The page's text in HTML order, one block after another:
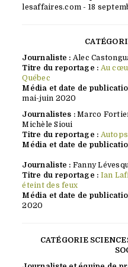
lesaffaires.com - 18
Journaliste : Alec
Titre du reportage : Au
Québec
Média et date de
mai-juin 2020
Journalistes :Marco
Michèle Sioui
Titre du reportage :
Média et date de
Journaliste : Fanny
Titre du reportage : Ian
éteint des feux
Média et date de
2020
CATÉGORIE